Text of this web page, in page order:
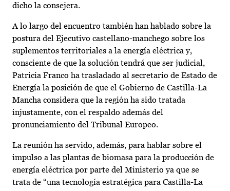
dicho la consejera.
A lo largo del encuentro también han hablado sobre la
postura del Ejecutivo castellano-manchego sobre los
suplementos territoriales a la energía eléctrica y,
consciente de que la solución tendrá que ser judicial,
Patricia Franco ha trasladado al secretario de Estado de
Energía la posición de que el Gobierno de Castilla-La
Mancha considera que la región ha sido tratada
injustamente, con el respaldo además del
pronunciamiento del Tribunal Europeo.
La reunión ha servido, además, para hablar sobre el
impulso a las plantas de biomasa para la producción de
energía eléctrica por parte del Ministerio ya que se
trata de “una tecnología estratégica para Castilla-La